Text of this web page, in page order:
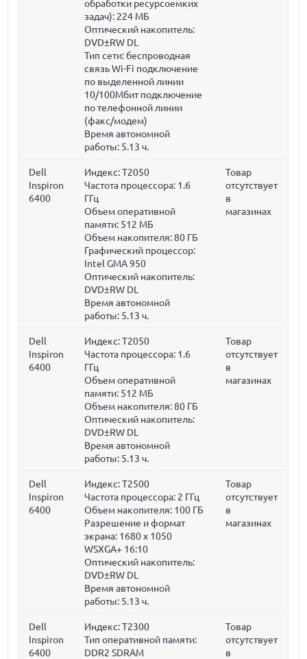
обработки ресурсоемких
задач): 224 МБ
Оптический накопитель:
DVD±RW DL
Тип сети: беспроводная
связь Wi-Fi подключение
по выделенной линии
10/100Мбит подключение
по телефонной линии
(факс/модем)
Время автономной
работы: 5.13 ч.
Dell
Inspiron
6400
Индекс: T2050
Частота процессора: 1.6
ГГц
Объем оперативной
памяти: 512 МБ
Объем накопителя:80 ГБ
Графический процессор:
Intel GMA 950
Оптический накопитель:
DVD±RW DL
Время автономной
работы: 5.13 ч.
Товар
отсутствует
в
магазинах
Dell
Inspiron
6400
Индекс: T2050
Частота процессора: 1.6
ГГц
Объем оперативной
памяти: 512 МБ
Объем накопителя:80 ГБ
Оптический накопитель:
DVD±RW DL
Время автономной
работы: 5.13 ч.
Товар
отсутствует
в
магазинах
Dell
Inspiron
6400
Индекс: T2500
Частота процессора: 2 ГГц
Объем накопителя: 100 ГБ
Разрешение и формат
экрана: 1680 x 1050
WSXGA+ 16:10
Оптический накопитель:
DVD±RW DL
Время автономной
работы: 5.13 ч.
Товар
отсутствует
в
магазинах
Dell
Inspiron
6400
Индекс: T2300
Тип оперативной памяти:
DDR2 SDRAM
Товар
отсутствует
в